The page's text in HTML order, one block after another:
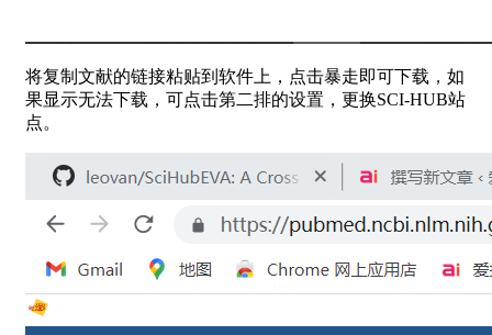
将复制文献的链接粘贴到软件上，点击暴走即可下载，如
果显示无法下载，可点击第二排的设置，更换SCI-HUB站
点。